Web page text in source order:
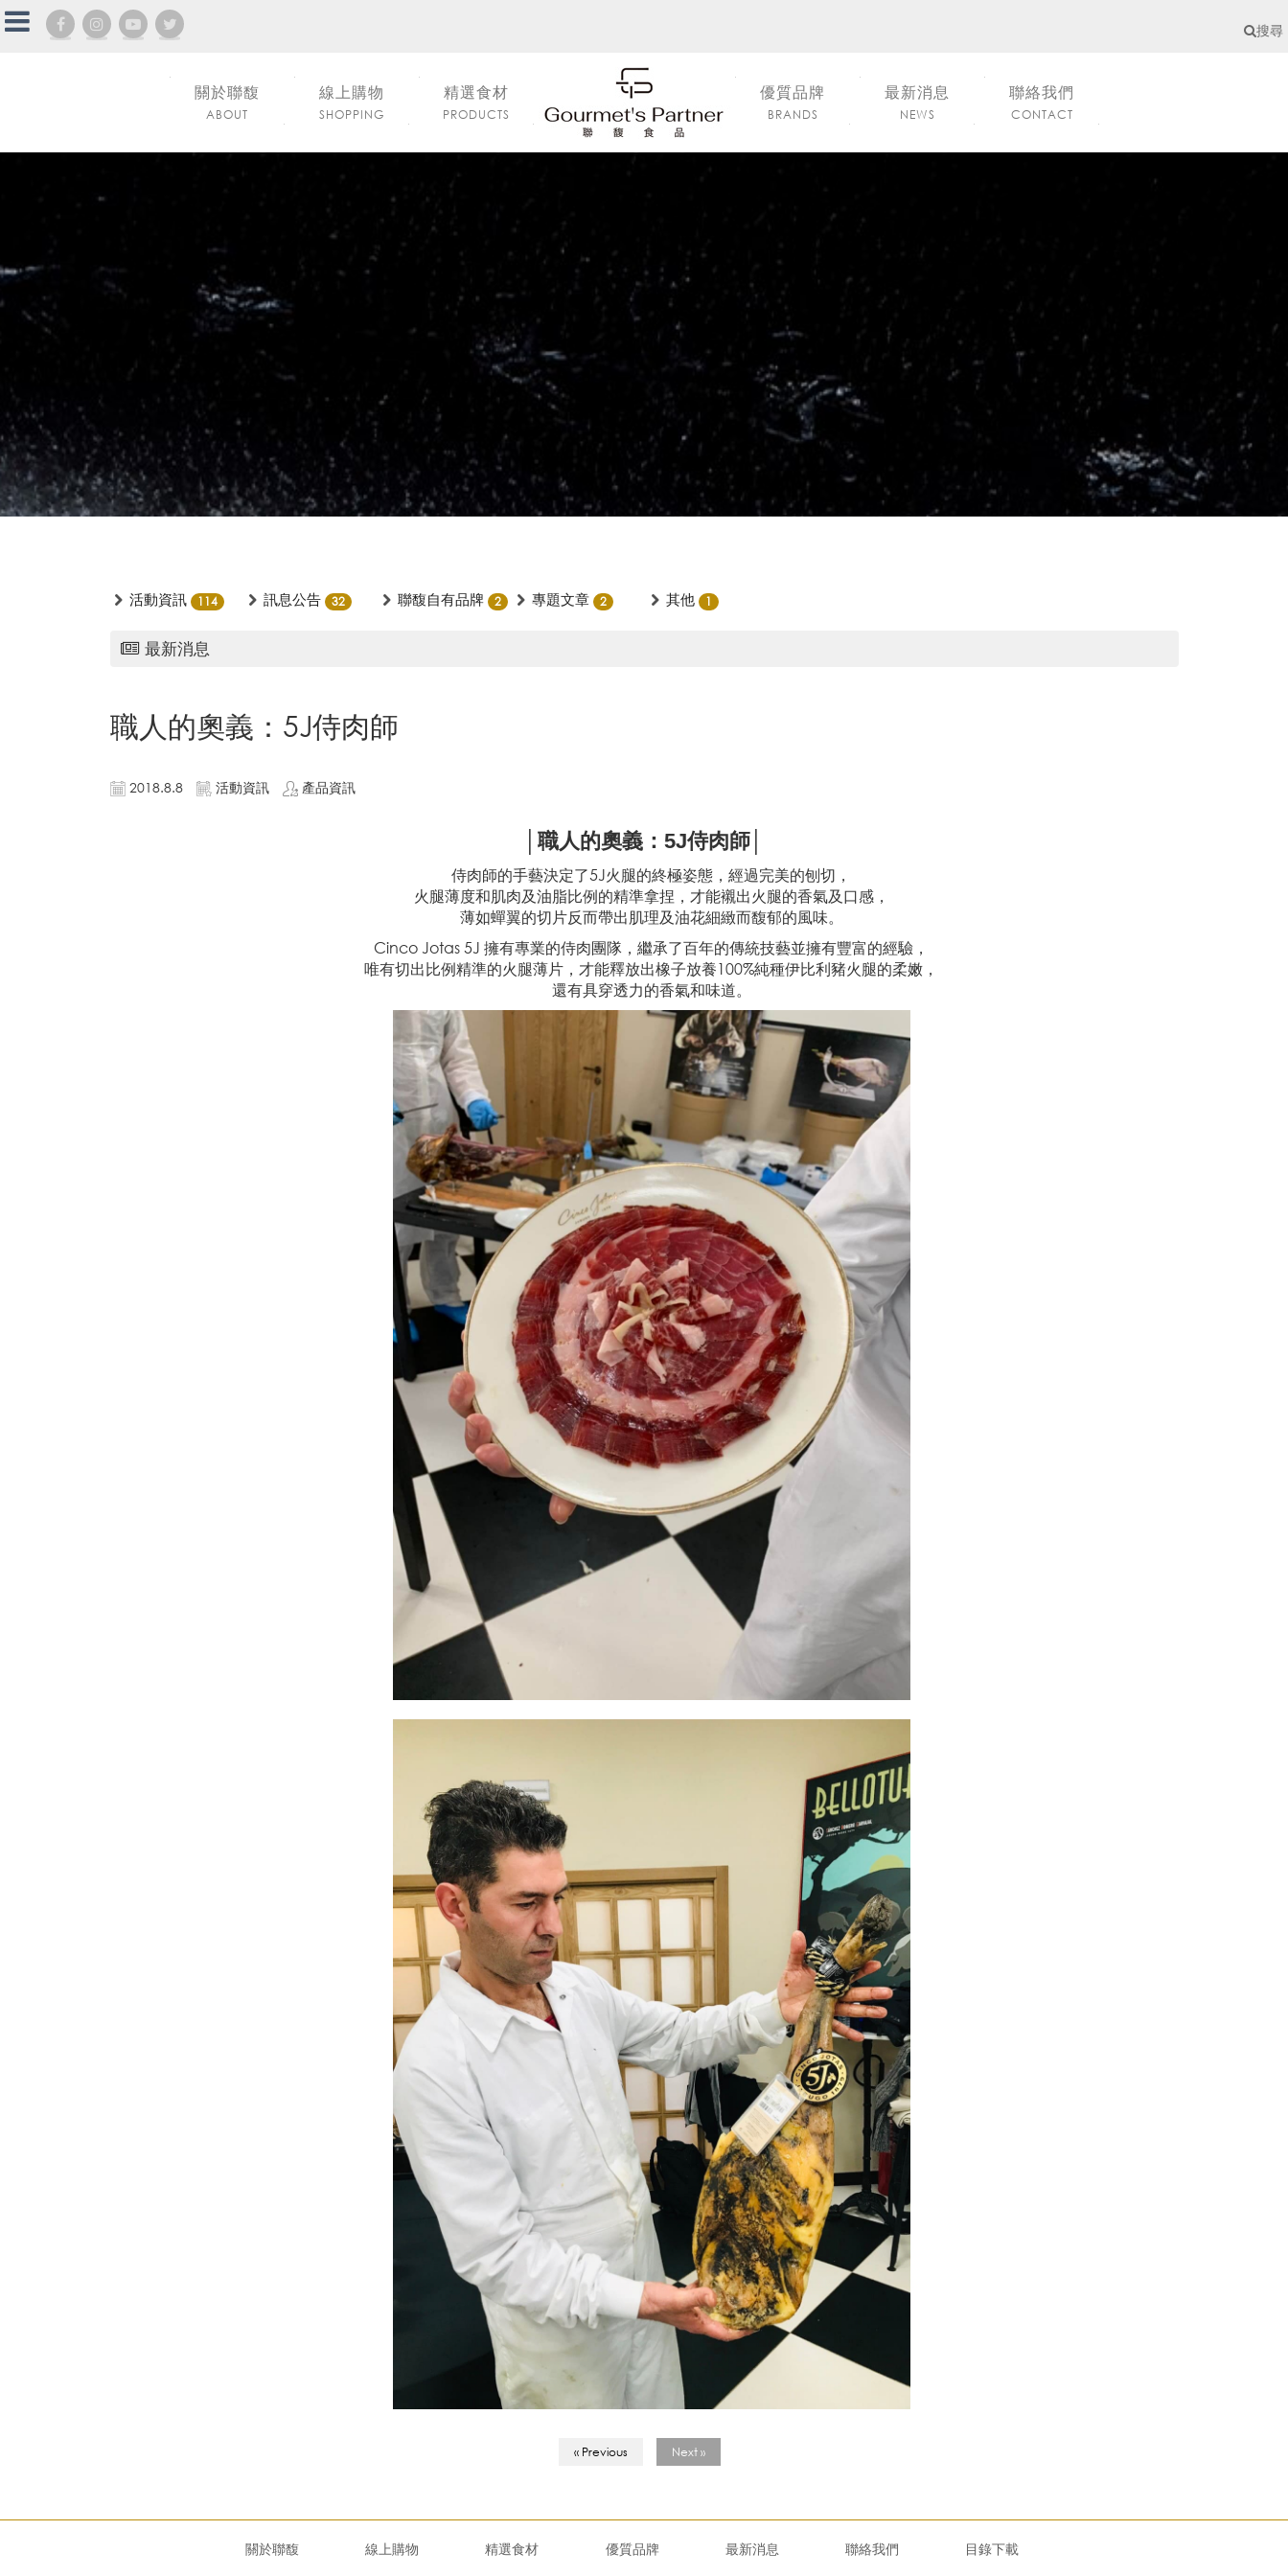
搜尋
關於聯馥
ABOUT
線上購物
SHOPPING
精選食材
PRODUCTS
優質品牌
BRANDS
最新消息
NEWS
聯絡我們
CONTACT
活動資訊 114 訊息公告 32 聯馥自有品牌 2 專題文章 2 其他 1
最新消息
職人的奧義：5J侍肉師
2018.8.8 活動資訊 產品資訊
│職人的奧義：5J侍肉師│
侍肉師的手藝決定了5J火腿的終極姿態，經過完美的刨切，
火腿薄度和肌肉及油脂比例的精準拿捏，才能襯出火腿的香氣及口感，
薄如蟬翼的切片反而帶出肌理及油花細緻而馥郁的風味。
Cinco Jotas 5J 擁有專業的侍肉團隊，繼承了百年的傳統技藝並擁有豐富的經驗，
唯有切出比例精準的火腿薄片，才能釋放出橡子放養100%純種伊比利豬火腿的柔嫩，
還有具穿透力的香氣和味道。
« Previous Next »
關於聯馥 線上購物 精選食材 優質品牌 最新消息 聯絡我們 目錄下載